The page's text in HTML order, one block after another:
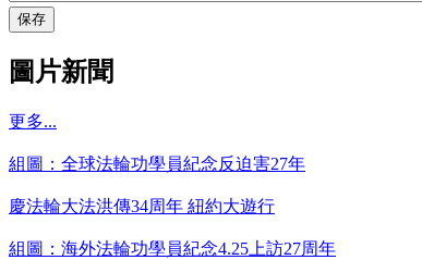
保存
圖片新聞
更多...
組圖：全球法輪功學員紀念反迫害27年
慶法輪大法洪傳34周年 紐約大遊行
組圖：海外法輪功學員紀念4.25上訪27周年